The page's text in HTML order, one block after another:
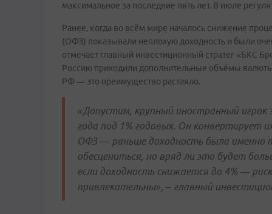
максимальное за последние пять лет. В июле
Ранее, когда во всём мире началось снижение
(ОФЗ) показывали неплохую доходность и были
отмечает главный инвестиционный стратег «БКС
Россию приходили дополнительные объёмы
РФ — это преимущество растаяло.
«Допустим, крупный иностранный
года под 1% годовых. Он конвертирует
ОФЗ — раньше доходность была именно
обесцениться, но вряд ли это будет
если доходность снижается до 4% —
привлекательны», – главный